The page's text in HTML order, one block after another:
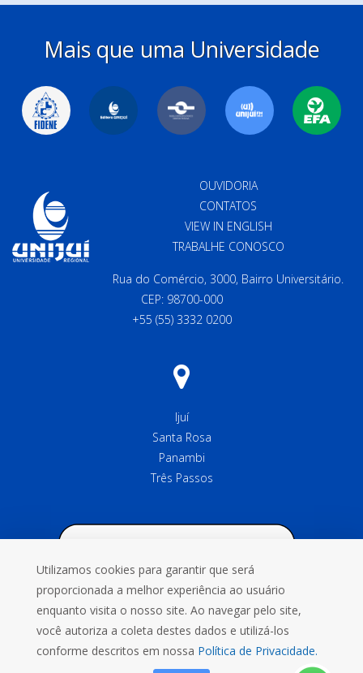
Mais que uma Universidade
OUVIDORIA
CONTATOS
VIEW IN ENGLISH
TRABALHE CONOSCO
Rua do Comércio, 3000, Bairro Universitário.
CEP: 98700-000
+55 (55) 3332 0200
Ijuí
Santa Rosa
Panambi
Três Passos
Utilizamos cookies para garantir que será
proporcionada a melhor experiência ao usuário
enquanto visita o nosso site. Ao navegar pelo site,
você autoriza a coleta destes dados e utilizá-los
conforme descritos em nossa Política de Privacidade.